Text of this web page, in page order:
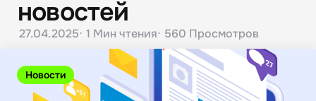
Новости
новостей
27.04.2025 1 Мин чтения 560 Просмотров